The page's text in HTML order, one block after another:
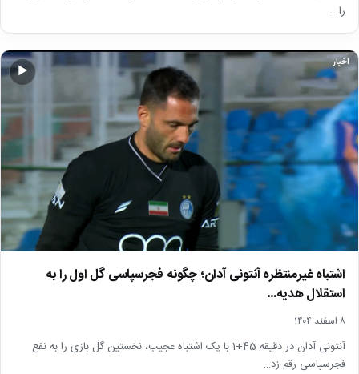
را…
▶
اخبار
اشتباه غیرمنتظره آنتونی آدان؛ چگونه فجرسپاسی گل اول را به
استقلال هدیه…
۸ اسفند ۱۴۰۴
آنتونی آدان در دقیقه 45+1 با یک اشتباه عجیب، نخستین گل بازی را به نفع
فجرسپاسی رقم زد…